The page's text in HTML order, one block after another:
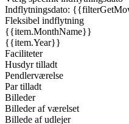
Indflytningsdato:
Fleksibel indflytning
{{item.MonthName}}
{{item.Year}}
Faciliteter
Husdyr tilladt
Pendlerværelse
Par tilladt
Billeder
Billeder af værelset
Billede af udlejer